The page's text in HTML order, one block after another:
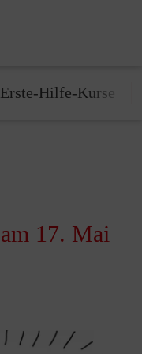
Erste-Hilfe-Kurse
17. Mai